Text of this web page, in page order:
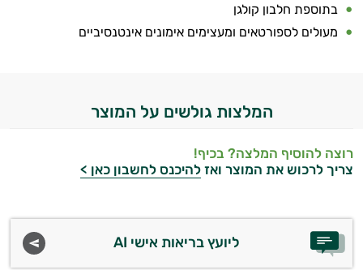
ממרחים
טסטוסטרון
ביותר
אבקות
בתוספת חלבון קולגן
מעולים לספורטאים ומעצימים אימונים אינטנסיביים
המלצות גולשים על המוצר
רוצה להוסיף המלצה? בכיף!
צריך לרכוש את המוצר ואז להיכנס לחשבון כאן >
ליועץ בריאות אישי AI